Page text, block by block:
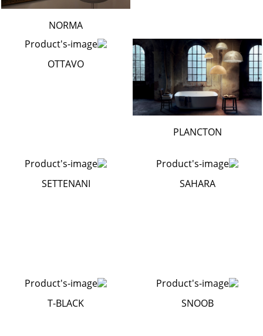
NORMA
PLANCTON
OTTAVO
SAHARA
SETTENANI
SNOOB
T-BLACK